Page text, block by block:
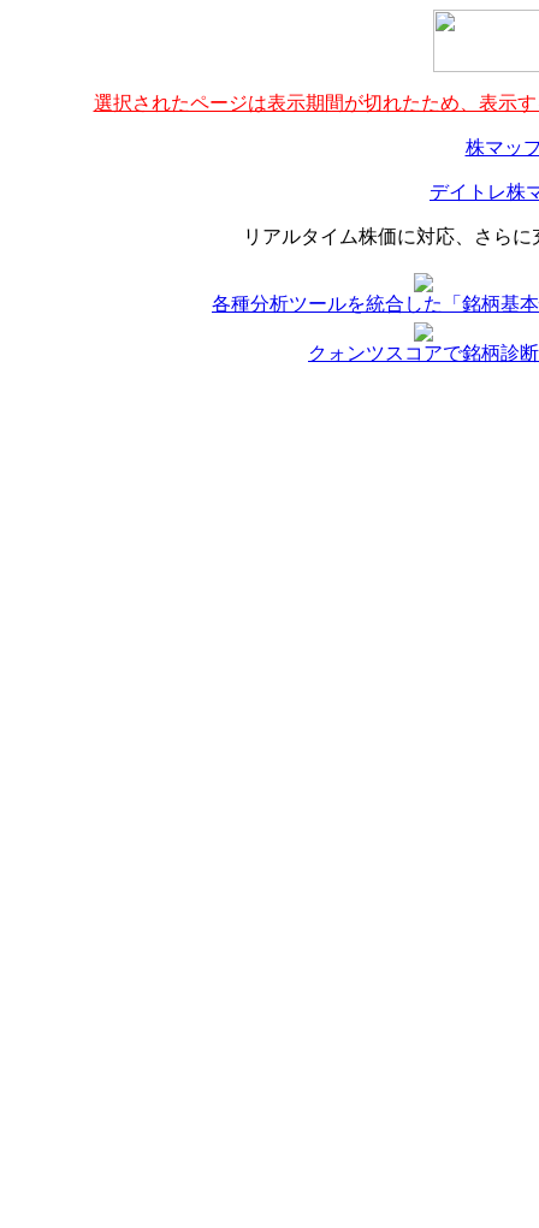
選択されたページは表示期間が切れたため、表示
株マッ
デイトレ株
リアルタイム株価に対応、さら
各種分析ツールを統合した「銘柄基
クォンツスコアで銘柄診断